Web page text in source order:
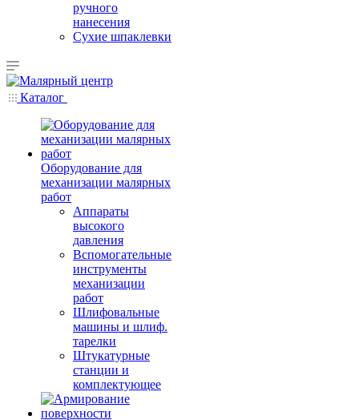
ручного
нанесения
Сухие шпаклевки
Каталог
Оборудование для
механизации малярных
работ
Аппараты
высокого
давления
Вспомогательные
инструменты
механизации
работ
Шлифовальные
машины и шлиф.
тарелки
Штукатурные
станции и
комплектующее